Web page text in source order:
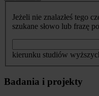
Jeżeli nie znalazłeś tego
szukane słowo lub frazę
kierunku studiów
Badania i projekty